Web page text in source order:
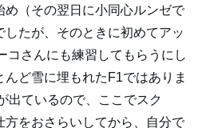
め（その翌日に小同心ルンゼで
たが、そのときに初めてアッ
コさんにも練習してもらうにし
ど雪に埋もれたF1ではありま
出ているので、ここでスク
方をおさらいしてから、自分で